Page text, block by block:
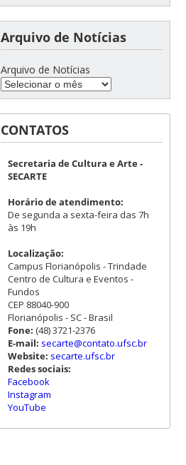
Arquivo de Notícias
Arquivo de Notícias
CONTATOS
Secretaria de Cultura e Arte -
SECARTE
Horário de atendimento:
De segunda a sexta-feira das 7h
às 19h
Localização:
Campus Florianópolis - Trindade
Centro de Cultura e Eventos -
Fundos
CEP 88040-900
Florianópolis - SC - Brasil
Fone: (48) 3721-2376
E-mail: secarte@contato.ufsc.br
Website: secarte.ufsc.br
Redes sociais:
Facebook
Instagram
YouTube